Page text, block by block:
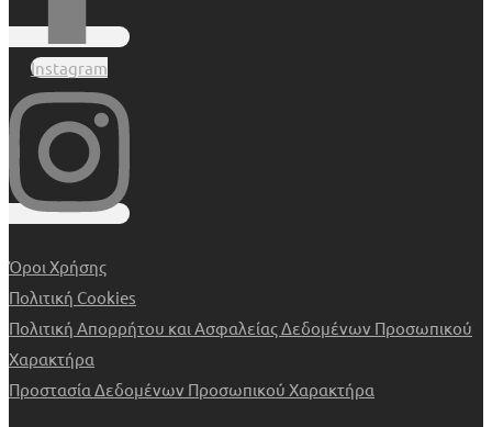
Instagram
Όροι Χρήσης
Πολιτική Cookies
Πολιτική Απορρήτου και Ασφαλείας Δεδομένων Προσωπικού
Χαρακτήρα
Προστασία Δεδομένων Προσωπικού Χαρακτήρα